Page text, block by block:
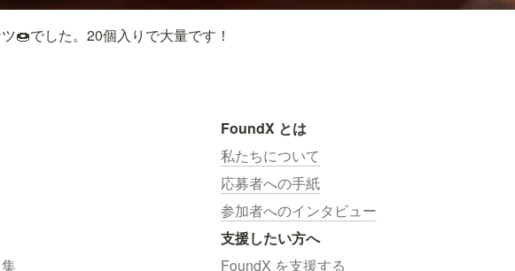
🍩でした。20個入りで大量です！
FoundX とは
私たちについて
応募者への手紙
参加者へのインタビュー
支援したい方へ
FoundX を支援する